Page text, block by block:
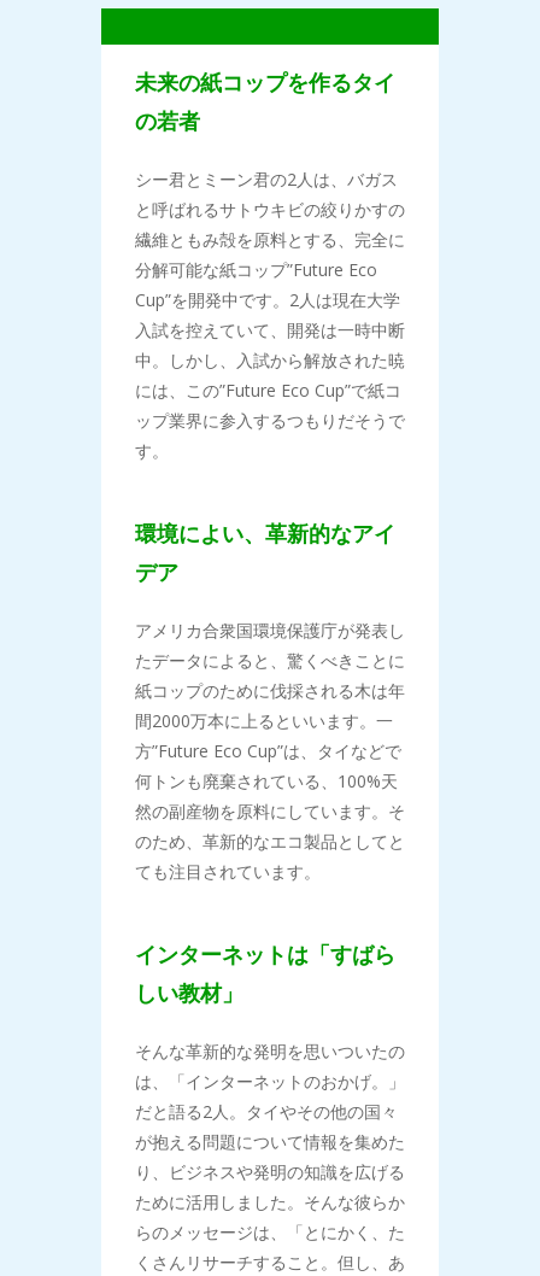
未来の紙コップを作るタイ
の若者
シー君とミーン君の2人は、バガス
と呼ばれるサトウキビの絞りかすの
繊維ともみ殻を原料とする、完全に
分解可能な紙コップ”Future Eco
Cup”を開発中です。2人は現在大学
入試を控えていて、開発は一時中断
中。しかし、入試から解放された暁
には、この”Future Eco Cup”で紙コ
ップ業界に参入するつもりだそうで
す。
環境によい、革新的なアイ
デア
アメリカ合衆国環境保護庁が発表し
たデータによると、驚くべきことに
紙コップのために伐採される木は年
間2000万本に上るといいます。一
方”Future Eco Cup”は、タイなどで
何トンも廃棄されている、100%天
然の副産物を原料にしています。そ
のため、革新的なエコ製品としてと
ても注目されています。
インターネットは「すばら
しい教材」
そんな革新的な発明を思いついたの
は、「インターネットのおかげ。」
だと語る2人。タイやその他の国々
が抱える問題について情報を集めた
り、ビジネスや発明の知識を広げる
ために活用しました。そんな彼らか
らのメッセージは、「とにかく、た
くさんリサーチすること。但し、あ